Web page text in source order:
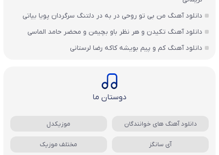
دانلود آهنگ من بی تو روحی در به در دلتنگ سرگردان پویا بیاتی
دانلود آهنگ تکیدن و هر نظر باو بچیمن و محضر حامد الماسی
دانلود آهنگ کم و پیم بویشه کاکه رضا لرستانی
دوستان ما
دانلود آهنگ های خوانندگان موزیکدل
آی سانگز مختلف موزیک